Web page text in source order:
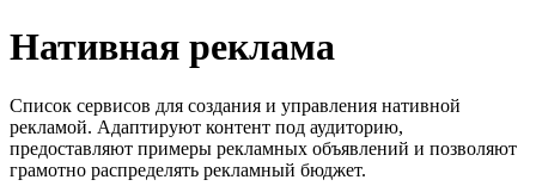
Нативная реклама
Список сервисов для создания и управления нативной
рекламой. Адаптируют контент под аудиторию,
предоставляют примеры рекламных объявлений и позволяют
грамотно распределять рекламный бюджет.